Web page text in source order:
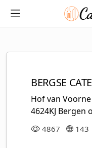
BERGSE
Hof van Voorne
4624KJ Bergen
4867 143